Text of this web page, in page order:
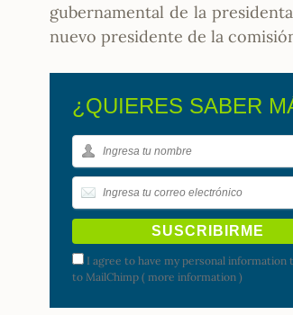
gubernamental de la
nuevo presidente de la
¿QUIERES SABER
I agree to have my personal information
to MailChimp ( more information)